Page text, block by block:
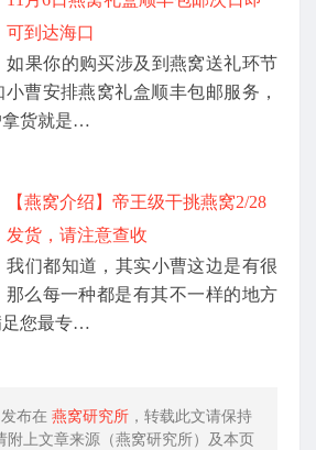
可到达海口
如果你的购买涉及到燕窝送礼环节
曹安排燕窝礼盒顺丰包邮服务，
拿货就是…
【燕窝介绍】帝王级干挑燕窝2/28
发货，请注意查收
我们都知道，其实小曹这边是有很
那么每一种都是有其不一样的地方
足您最专…
发布在 燕窝研究所 ，转载此文请保持
附上文章来源（燕窝研究所）及本页